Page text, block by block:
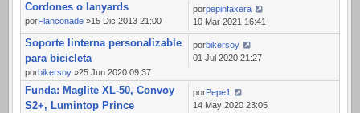
Cordones o lanyards
porFlanconade »15 Dic 2013 21:00
porpepinfaxera
10 Mar 2021 16:41
Soporte linterna personalizable
para bicicleta
porbikersoy »25 Jun 2020 09:37
porbikersoy
01 Jul 2020 21:27
Funda: Maglite XL-50, Convoy
S2+, Lumintop Prince
porPepe1
14 May 2020 23:05